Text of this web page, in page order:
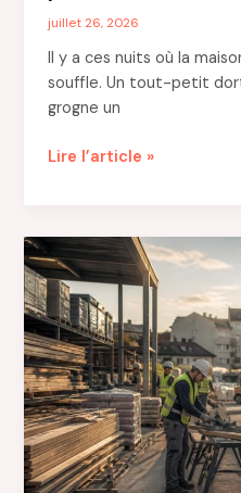
juillet 26, 2026
Il y a ces nuits où la
souffle. Un tout-petit
grogne un
Bébé
nuit
:
quels
risques
pour
son
sommeil
et
sa
santé
Lire l’article »